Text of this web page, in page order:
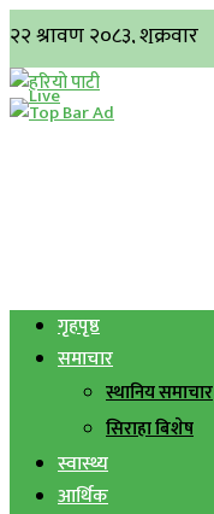
गृहपृष्ठ
समाचार
स्थानिय समाचार
सिराहा बिशेष
स्वास्थ्य
आर्थिक